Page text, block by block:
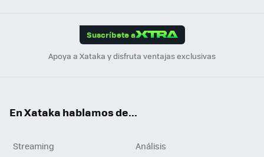
Suscríbete a
Apoya a Xataka y disfruta ventajas exclusivas
En Xataka hablamos de...
Streaming
Análisis